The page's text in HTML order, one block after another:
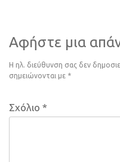
Αφήστε μια
Η ηλ. διεύθυνση σας δεν
σημειώνονται με *
Σχόλιο *